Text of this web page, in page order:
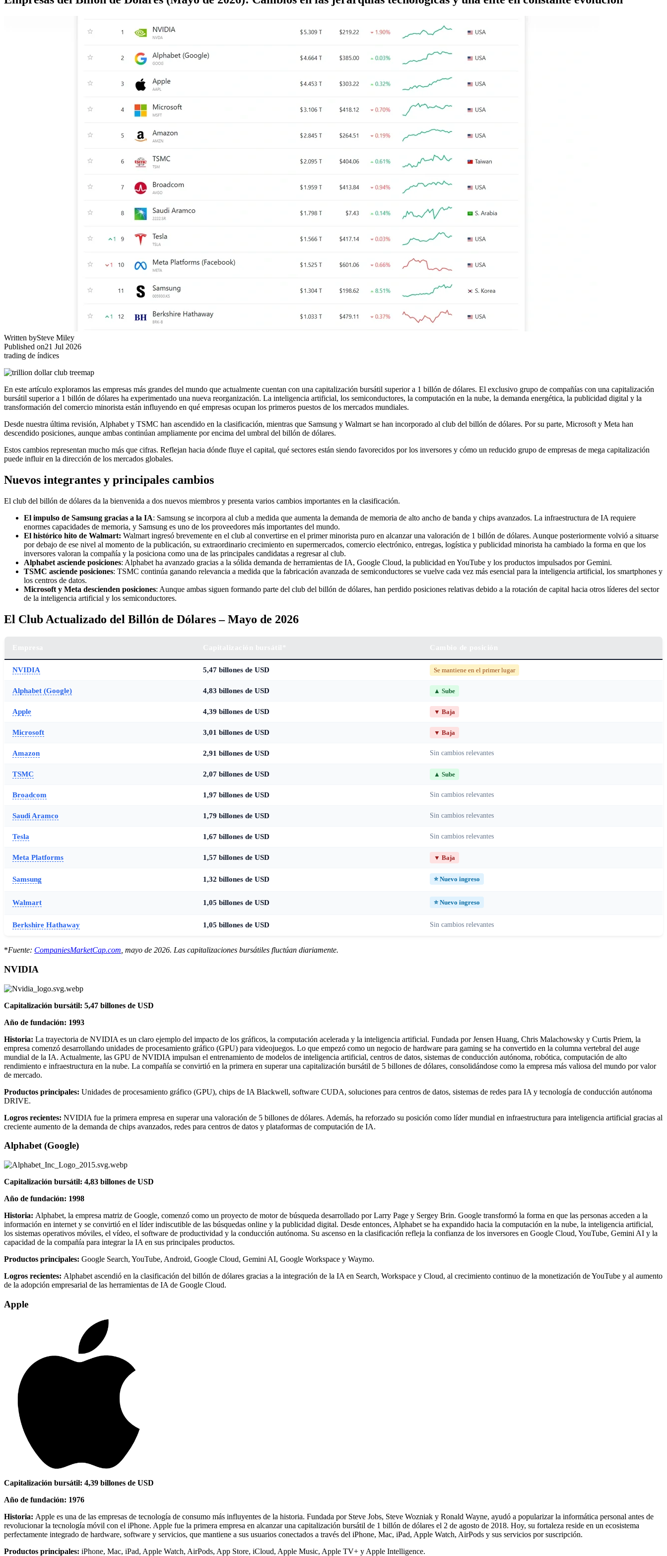
Written bySteve Miley
Published on21 Jul 2026
trading de índices
En este artículo exploramos las empresas más grandes del mundo que actualmente cuentan con una capitalización bursátil superior a 1 billón de dólares. El exclusivo grupo de compañías con una capitalización
bursátil superior a 1 billón de dólares ha experimentado una nueva reorganización. La inteligencia artificial, los semiconductores, la computación en la nube, la demanda energética, la publicidad digital y la
transformación del comercio minorista están influyendo en qué empresas ocupan los primeros puestos de los mercados mundiales.
Desde nuestra última revisión, Alphabet y TSMC han ascendido en la clasificación, mientras que Samsung y Walmart se han incorporado al club del billón de dólares. Por su parte, Microsoft y Meta han
descendido posiciones, aunque ambas continúan ampliamente por encima del umbral del billón de dólares.
Estos cambios representan mucho más que cifras. Reflejan hacia dónde fluye el capital, qué sectores están siendo favorecidos por los inversores y cómo un reducido grupo de empresas de mega capitalización
puede influir en la dirección de los mercados globales.
Nuevos integrantes y principales cambios
El club del billón de dólares da la bienvenida a dos nuevos miembros y presenta varios cambios importantes en la clasificación.
El impulso de Samsung gracias a la IA: Samsung se incorpora al club a medida que aumenta la demanda de memoria de alto ancho de banda y chips avanzados. La infraestructura de IA requiere
enormes capacidades de memoria, y Samsung es uno de los proveedores más importantes del mundo.
El histórico hito de Walmart: Walmart ingresó brevemente en el club al convertirse en el primer minorista puro en alcanzar una valoración de 1 billón de dólares. Aunque posteriormente volvió a situarse
por debajo de ese nivel al momento de la publicación, su extraordinario crecimiento en supermercados, comercio electrónico, entregas, logística y publicidad minorista ha cambiado la forma en que los
inversores valoran la compañía y la posiciona como una de las principales candidatas a regresar al club.
Alphabet asciende posiciones: Alphabet ha avanzado gracias a la sólida demanda de herramientas de IA, Google Cloud, la publicidad en YouTube y los productos impulsados por Gemini.
TSMC asciende posiciones: TSMC continúa ganando relevancia a medida que la fabricación avanzada de semiconductores se vuelve cada vez más esencial para la inteligencia artificial, los smartphones y
los centros de datos.
Microsoft y Meta descienden posiciones: Aunque ambas siguen formando parte del club del billón de dólares, han perdido posiciones relativas debido a la rotación de capital hacia otros líderes del sector
de la inteligencia artificial y los semiconductores.
El Club Actualizado del Billón de Dólares – Mayo de 2026
NVIDIA 5,47 billones de USD Se mantiene en el primer lugar
Alphabet (Google) 4,83 billones de USD ▲ Sube
Apple 4,39 billones de USD ▼ Baja
Microsoft 3,01 billones de USD ▼ Baja
Amazon 2,91 billones de USD Sin cambios relevantes
TSMC 2,07 billones de USD ▲ Sube
Broadcom 1,97 billones de USD Sin cambios relevantes
Saudi Aramco 1,79 billones de USD Sin cambios relevantes
Tesla 1,67 billones de USD Sin cambios relevantes
Meta Platforms 1,57 billones de USD ▼ Baja
Samsung 1,32 billones de USD ⭐ Nuevo ingreso
Walmart 1,05 billones de USD ⭐ Nuevo ingreso
Berkshire Hathaway 1,05 billones de USD Sin cambios relevantes
*Fuente: CompaniesMarketCap.com , mayo de 2026. Las capitalizaciones bursátiles fluctúan diariamente.
NVIDIA
Capitalización bursátil: 5,47 billones de USD
Año de fundación: 1993
Historia: La trayectoria de NVIDIA es un claro ejemplo del impacto de los gráficos, la computación acelerada y la inteligencia artificial. Fundada por Jensen Huang, Chris Malachowsky y Curtis Priem, la
empresa comenzó desarrollando unidades de procesamiento gráfico (GPU) para videojuegos. Lo que empezó como un negocio de hardware para gaming se ha convertido en la columna vertebral del auge
mundial de la IA. Actualmente, las GPU de NVIDIA impulsan el entrenamiento de modelos de inteligencia artificial, centros de datos, sistemas de conducción autónoma, robótica, computación de alto
rendimiento e infraestructura en la nube. La compañía se convirtió en la primera en superar una capitalización bursátil de 5 billones de dólares, consolidándose como la empresa más valiosa del mundo por valor
de mercado.
Productos principales: Unidades de procesamiento gráfico (GPU), chips de IA Blackwell, software CUDA, soluciones para centros de datos, sistemas de redes para IA y tecnología de conducción autónoma
DRIVE.
Logros recientes: NVIDIA fue la primera empresa en superar una valoración de 5 billones de dólares. Además, ha reforzado su posición como líder mundial en infraestructura para inteligencia artificial gracias al
creciente aumento de la demanda de chips avanzados, redes para centros de datos y plataformas de computación de IA.
Alphabet (Google)
Capitalización bursátil: 4,83 billones de USD
Año de fundación: 1998
Historia: Alphabet, la empresa matriz de Google, comenzó como un proyecto de motor de búsqueda desarrollado por Larry Page y Sergey Brin. Google transformó la forma en que las personas acceden a la
información en internet y se convirtió en el líder indiscutible de las búsquedas online y la publicidad digital. Desde entonces, Alphabet se ha expandido hacia la computación en la nube, la inteligencia artificial,
los sistemas operativos móviles, el vídeo, el software de productividad y la conducción autónoma. Su ascenso en la clasificación refleja la confianza de los inversores en Google Cloud, YouTube, Gemini AI y la
capacidad de la compañía para integrar la IA en sus principales productos.
Productos principales: Google Search, YouTube, Android, Google Cloud, Gemini AI, Google Workspace y Waymo.
Logros recientes: Alphabet ascendió en la clasificación del billón de dólares gracias a la integración de la IA en Search, Workspace y Cloud, al crecimiento continuo de la monetización de YouTube y al aumento
de la adopción empresarial de las herramientas de IA de Google Cloud.
Apple
Capitalización bursátil: 4,39 billones de USD
Año de fundación: 1976
Historia: Apple es una de las empresas de tecnología de consumo más influyentes de la historia. Fundada por Steve Jobs, Steve Wozniak y Ronald Wayne, ayudó a popularizar la informática personal antes de
revolucionar la tecnología móvil con el iPhone. Apple fue la primera empresa en alcanzar una capitalización bursátil de 1 billón de dólares el 2 de agosto de 2018. Hoy, su fortaleza reside en un ecosistema
perfectamente integrado de hardware, software y servicios, que mantiene a sus usuarios conectados a través del iPhone, Mac, iPad, Apple Watch, AirPods y sus servicios por suscripción.
Productos principales: iPhone, Mac, iPad, Apple Watch, AirPods, App Store, iCloud, Apple Music, Apple TV+ y Apple Intelligence.